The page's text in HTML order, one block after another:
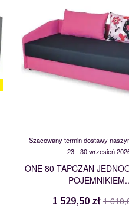
Szacowany termin dostawy
23 - 30 wrzesień
ONE 80 TAPCZAN
1 529,50 zł 1